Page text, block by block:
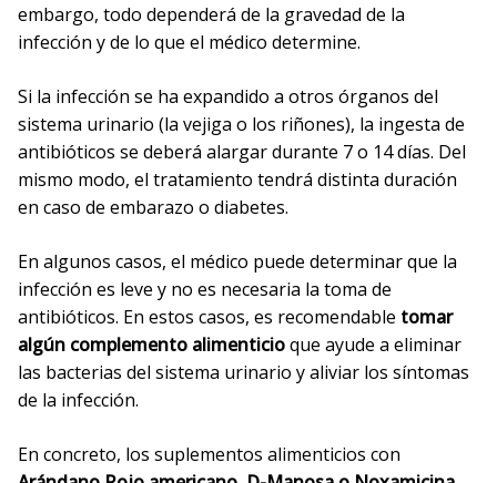
embargo, todo dependerá de la gravedad de la
infección y de lo que el médico determine.
Si la infección se ha expandido a otros órganos del
sistema urinario (la vejiga o los riñones), la ingesta de
antibióticos se deberá alargar durante 7 o 14 días. Del
mismo modo, el tratamiento tendrá distinta duración
en caso de embarazo o diabetes.
En algunos casos, el médico puede determinar que la
infección es leve y no es necesaria la toma de
antibióticos. En estos casos, es recomendable tomar
algún complemento alimenticioque ayude a eliminar
las bacterias del sistema urinario y aliviar los síntomas
de la infección.
En concreto, los suplementos alimenticios con